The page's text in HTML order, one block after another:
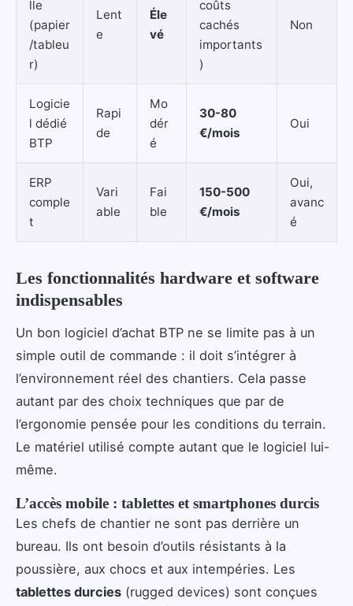
lle
(papier
/tableu
r)
Lent
e
Éle
vé
coûts
cachés
importants
)
Non
Logicie
l dédié
BTP
Rapi
de
Mo
dér
é
30-80
€/mois
Oui
ERP
comple
t
Vari
able
Fai
ble
150-500
€/mois
Oui,
avanc
é
Les fonctionnalités hardware et software
indispensables
Un bon logiciel d’achat BTP ne se limite pas à un
simple outil de commande : il doit s’intégrer à
l’environnement réel des chantiers. Cela passe
autant par des choix techniques que par de
l’ergonomie pensée pour les conditions du terrain.
Le matériel utilisé compte autant que le logiciel lui-
même.
L’accès mobile : tablettes et smartphones durcis
Les chefs de chantier ne sont pas derrière un
bureau. Ils ont besoin d’outils résistants à la
poussière, aux chocs et aux intempéries. Les
tablettes durcies (rugged devices) sont conçues